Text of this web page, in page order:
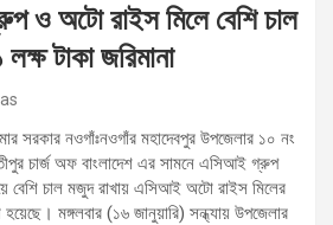
ও অটো রাইস মিলে বেশি চাল
টাকা জরিমানা
সরকার নওগাঁঃনওগাঁর মহাদেবপুর উপজেলার ১০ নং
চার্জ অফ বাংলাদেশ এর সামনে এসিআই গ্রুপ
বেশি চাল মজুদ রাখায় এসিআই অটো রাইস মিলের
মঙ্গলবার (১৬ জানুয়ারি) সন্ধ্যায় উপজেলার